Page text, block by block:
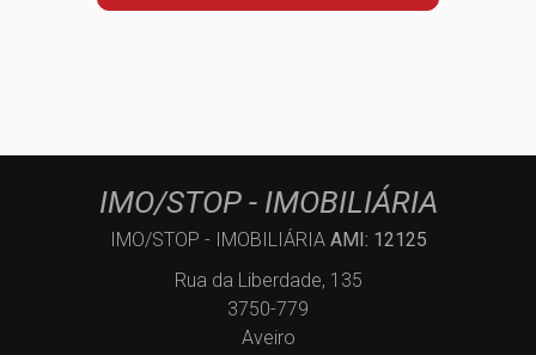
IMO/STOP - IMOBILIÁRIA
IMO/STOP - IMOBILIÁRIA AMI: 12125
Rua da Liberdade, 135
3750-779
Aveiro